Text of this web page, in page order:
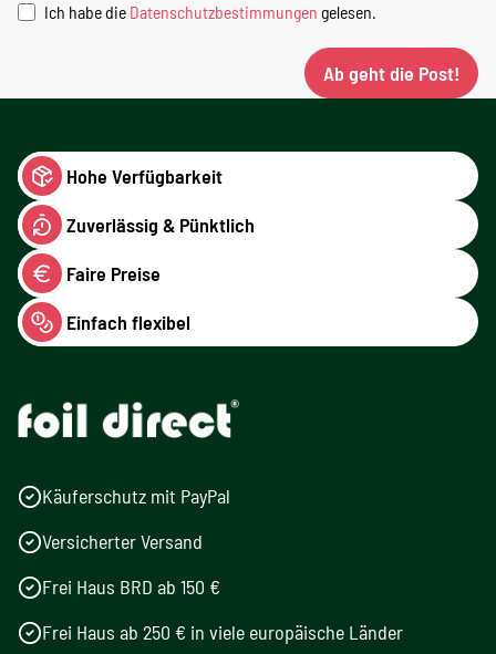
Ich habe die Datenschutzbestimmungen gelesen.
Ab geht die Post!
Hohe Verfügbarkeit
Zuverlässig & Pünktlich
Faire Preise
Einfach flexibel
Käuferschutz mit PayPal
Versicherter Versand
Frei Haus BRD ab 150 €
Frei Haus ab 250 € in viele europäische Länder